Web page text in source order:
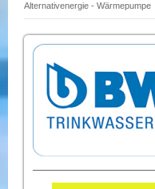
Alternativenergie - Wärmepumpe